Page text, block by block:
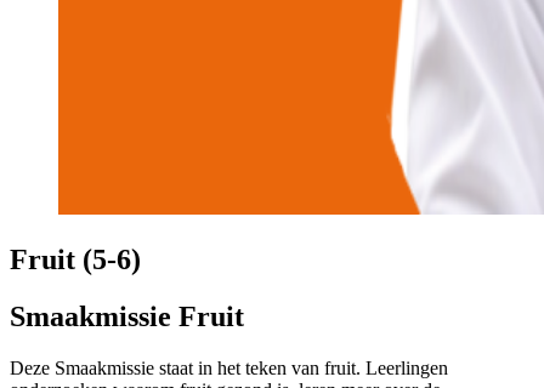
Fruit (5-6)
Smaakmissie Fruit
Deze Smaakmissie staat in het teken van fruit. Leerlingen